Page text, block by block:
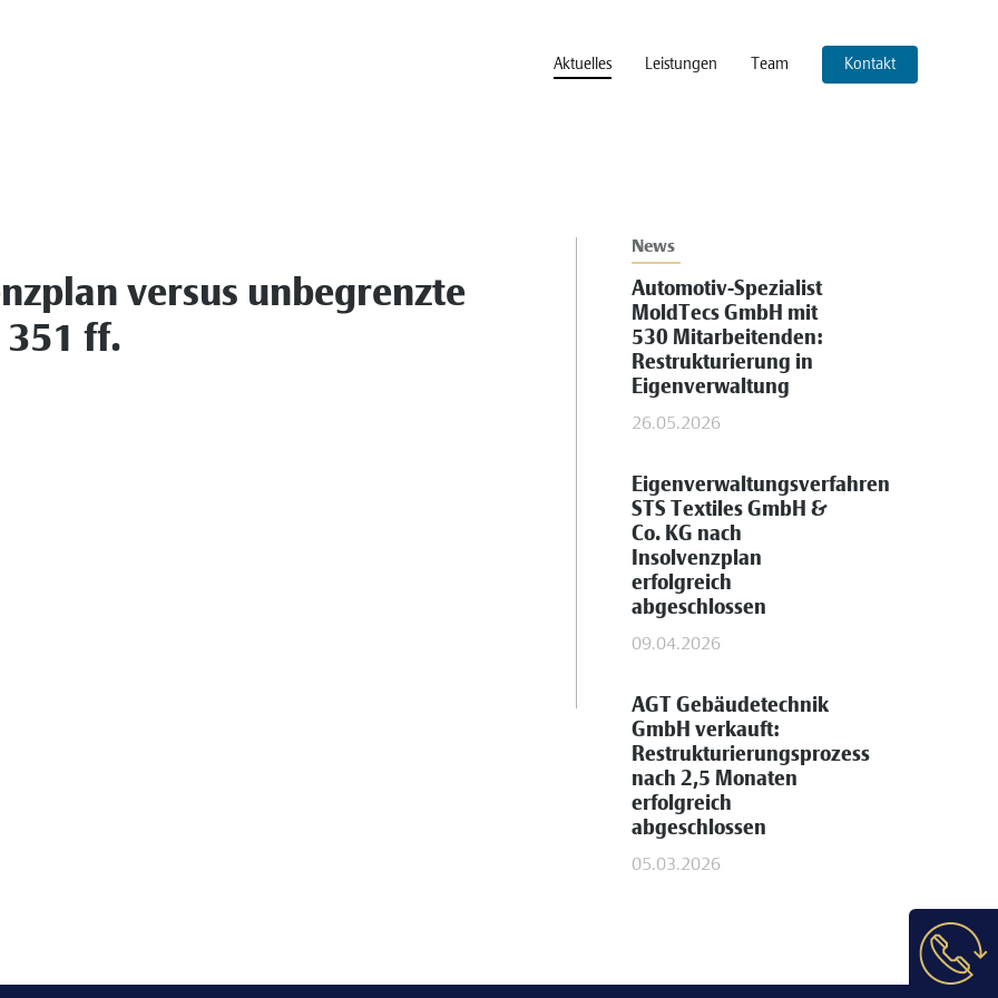
Aktuelles Leistungen Team Kontakt
versus unbegrenzte
351 ff.
News
Automotiv-Spezialist
MoldTecs GmbH mit
530 Mitarbeitenden:
Restrukturierung in
Eigenverwaltung
26.05.2026
Eigenverwaltungsverfahren
STS Textiles GmbH &
Co. KG nach
Insolvenzplan
erfolgreich
abgeschlossen
09.04.2026
AGT Gebäudetechnik
GmbH verkauft:
Restrukturierungsprozess
nach 2,5 Monaten
erfolgreich
abgeschlossen
05.03.2026